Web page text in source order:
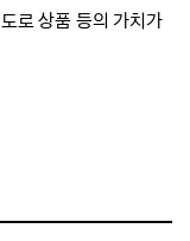
로 상품 등의 가치가